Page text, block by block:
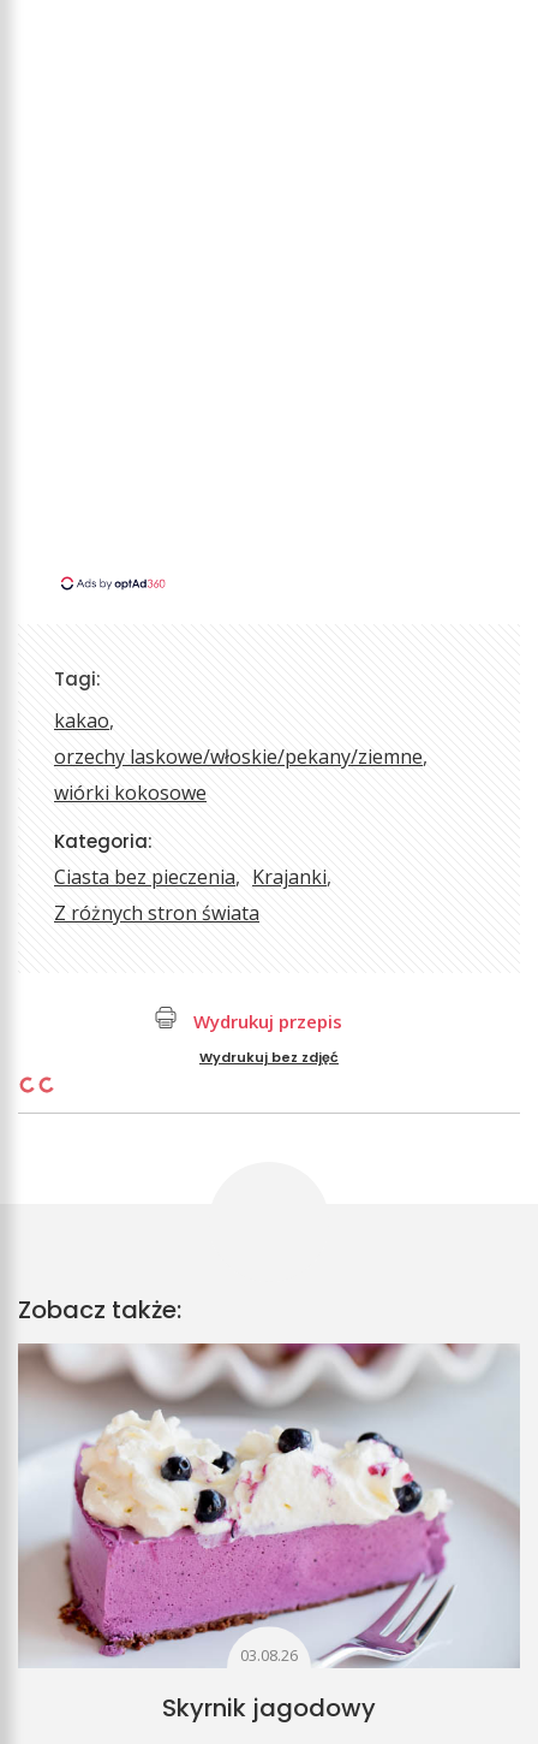
Tagi:
kakao
orzechy laskowe/włoskie/pekany/ziemne
wiórki kokosowe
Kategoria:
Ciasta bez pieczenia
Krajanki
Z różnych stron świata
Wydrukuj przepis
Wydrukuj bez zdjęć
Zobacz także:
03.08.26
Skyrnik jagodowy